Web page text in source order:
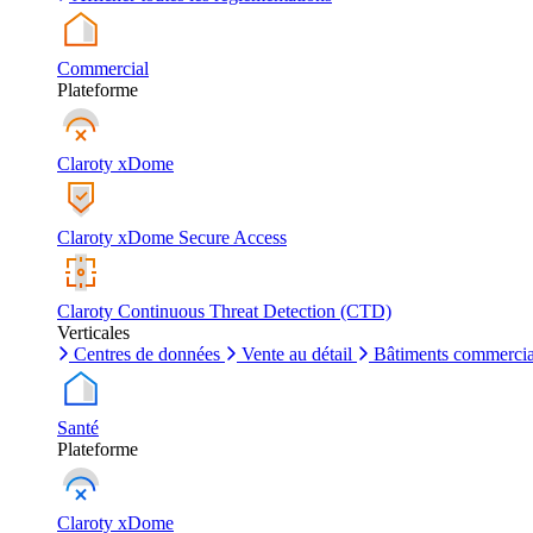
Commercial
Plateforme
Claroty xDome
Claroty xDome Secure Access
Claroty Continuous Threat Detection (CTD)
Verticales
Centres de données
Vente au détail Bâtiments
Santé
Plateforme
Claroty xDome